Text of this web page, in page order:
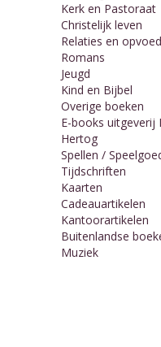
Kerk en Pastoraat
Christelijk leven
Relaties en
Romans
Jeugd
Kind en Bijbel
Overige boeken
E-books uitgeverij
Hertog
Spellen /
Tijdschriften
Kaarten
Cadeauartikelen
Kantoorartikelen
Buitenlandse
Muziek